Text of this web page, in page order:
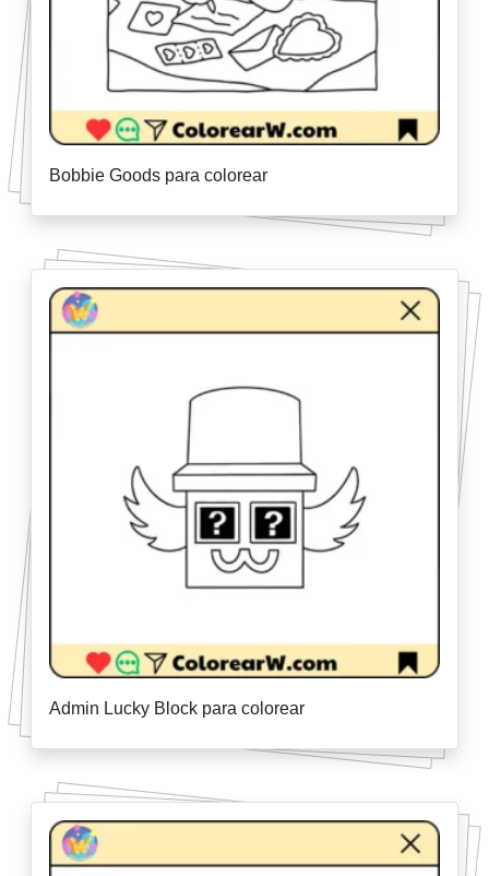
Bobbie Goods para colorear
Admin Lucky Block para colorear